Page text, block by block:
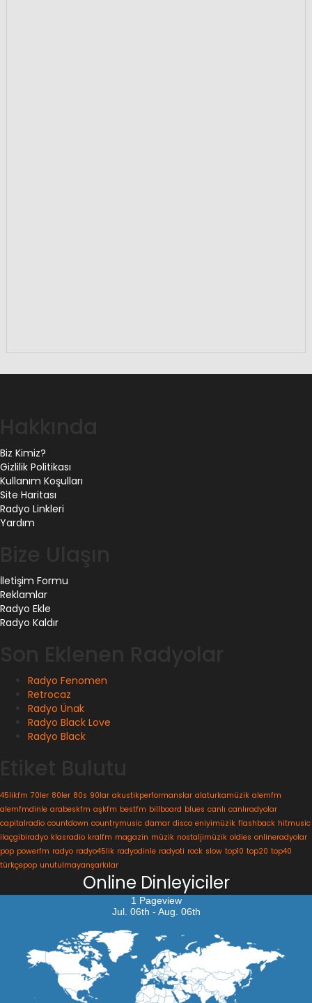
Biz Kimiz?
Gizlilik Politikası
Kullanım Koşulları
Site Haritası
Radyo Linkleri
Yardım
İletişim Formu
Reklamlar
Radyo Ekle
Radyo Kaldır
Radyo Fenomen
Retrocaz
Radyo Ünak
Radyo Black Love
Radyo Black
45likfm 70ler 80ler 80s 90lar akustikperformanslar alaturkamüzik alemfm
alemfmdinle arabeskfm aşkfm bestfm billboard blues canlı canlıradyolar
capitalradio countdown countrymusic damar disco eniyimüzik flashback hitmusic
ilaçgibiradyo klasradio kralfm magazin müzik nostaljimüzik oldies onlineradyolar
pop powerfm radyo radyo45lik radyodinle radyoti rock slow top10 top20 top40
türkçepop unutulmayanşarkılar
Online Dinleyiciler
1 Pageview
Jul. 06th - Aug. 06th